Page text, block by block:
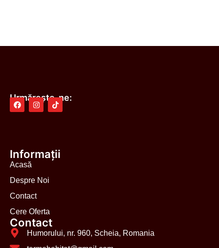
Urmărește-ne:
Informații
Acasă
Despre Noi
Contact
Cere Oferta
Contact
Humorului, nr. 960, Scheia, Romania